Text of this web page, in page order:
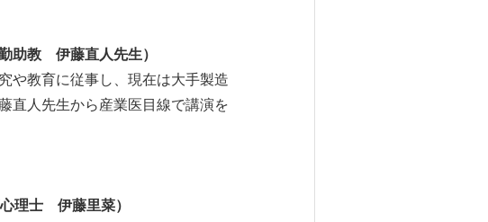
助教 伊藤直人先生）
や教育に従事し、現在は大手製造
直人先生から産業医目線で講演を
理士 伊藤里菜）